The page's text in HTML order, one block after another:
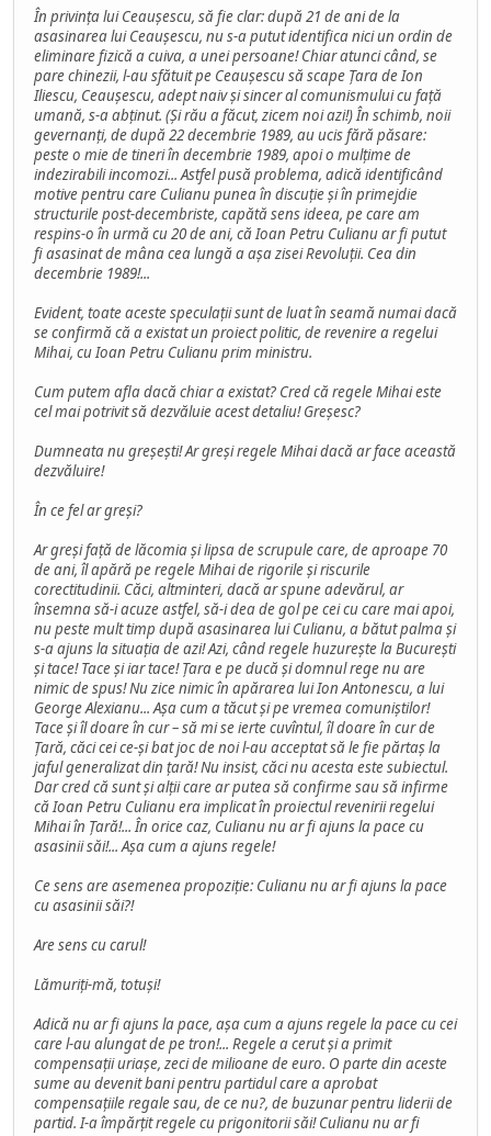
În privința lui Ceaușescu, să fie clar: după 21 de ani de la
asasinarea lui Ceaușescu, nu s-a putut identifica nici un ordin de
eliminare fizică a cuiva, a unei persoane! Chiar atunci când, se
pare chinezii, l-au sfătuit pe Ceaușescu să scape Țara de Ion
Iliescu, Ceaușescu, adept naiv și sincer al comunismului cu față
umană, s-a abținut. (Și rău a făcut, zicem noi azi!) În schimb, noii
gevernanți, de după 22 decembrie 1989, au ucis fără păsare:
peste o mie de tineri în decembrie 1989, apoi o mulțime de
indezirabili incomozi... Astfel pusă problema, adică identificând
motive pentru care Culianu punea în discuție și în primejdie
structurile post-decembriste, capătă sens ideea, pe care am
respins-o în urmă cu 20 de ani, că Ioan Petru Culianu ar fi putut
fi asasinat de mâna cea lungă a așa zisei Revoluții. Cea din
decembrie 1989!...
Evident, toate aceste speculații sunt de luat în seamă numai dacă
se confirmă că a existat un proiect politic, de revenire a regelui
Mihai, cu Ioan Petru Culianu prim ministru.
Cum putem afla dacă chiar a existat? Cred că regele Mihai este
cel mai potrivit să dezvăluie acest detaliu! Greșesc?
Dumneata nu greșești! Ar greși regele Mihai dacă ar face această
dezvăluire!
În ce fel ar greși?
Ar greși față de lăcomia și lipsa de scrupule care, de aproape 70
de ani, îl apără pe regele Mihai de rigorile și riscurile
corectitudinii. Căci, altminteri, dacă ar spune adevărul, ar
însemna să-i acuze astfel, să-i dea de gol pe cei cu care mai apoi,
nu peste mult timp după asasinarea lui Culianu, a bătut palma și
s-a ajuns la situația de azi! Azi, când regele huzurește la București
și tace! Tace și iar tace! Țara e pe ducă și domnul rege nu are
nimic de spus! Nu zice nimic în apărarea lui Ion Antonescu, a lui
George Alexianu... Așa cum a tăcut și pe vremea comuniștilor!
Tace și îl doare în cur – să mi se ierte cuvîntul, îl doare în cur de
Țară, căci cei ce-și bat joc de noi l-au acceptat să le fie părtaș la
jaful generalizat din țară! Nu insist, căci nu acesta este subiectul.
Dar cred că sunt și alții care ar putea să confirme sau să infirme
că Ioan Petru Culianu era implicat în proiectul revenirii regelui
Mihai în Țară!... În orice caz, Culianu nu ar fi ajuns la pace cu
asasinii săi!... Așa cum a ajuns regele!
Ce sens are asemenea propoziție: Culianu nu ar fi ajuns la pace
cu asasinii săi?!
Are sens cu carul!
Lămuriți-mă, totuși!
Adică nu ar fi ajuns la pace, așa cum a ajuns regele la pace cu cei
care l-au alungat de pe tron!... Regele a cerut și a primit
compensații uriașe, zeci de milioane de euro. O parte din aceste
sume au devenit bani pentru partidul care a aprobat
compensațiile regale sau, de ce nu?, de buzunar pentru liderii de
partid. I-a împărțit regele cu prigonitorii săi! Culianu nu ar fi